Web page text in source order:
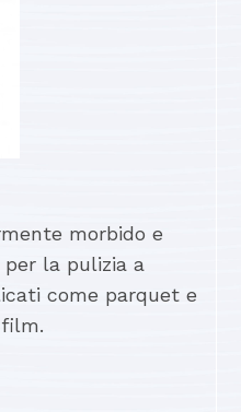
morbido e
la pulizia a
come parquet e